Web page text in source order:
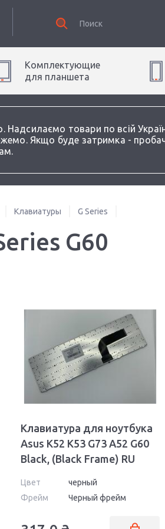
Надсилаємо товари по всій
Якщо буде затримка -
Комплектующие
для планшета
Клавиатуры G Series
G60
Клавиатура для ноутбука
Asus K52 K53 G73 A52 G60
Black, (Black Frame) RU
Цвет
черный
Фрейм
Черный фрейм